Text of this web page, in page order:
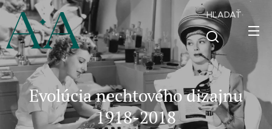
HĽADAŤ
Evolúcia nechtového dizajnu
1918-2018